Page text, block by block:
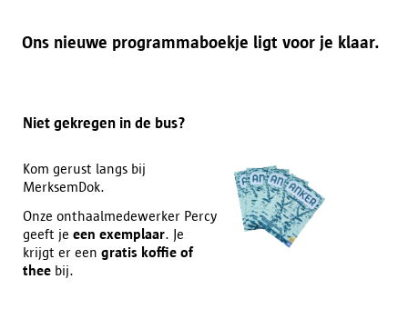
Ons nieuwe programmaboekje ligt voor je klaar.
Niet gekregen in de bus?
Kom gerust langs bij
MerksemDok.
Onze onthaalmedewerker Percy
geeft je een exemplaar. Je
krijgt er een gratis koffie of
thee bij.